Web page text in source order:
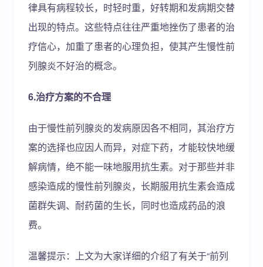
律具有病程较长，时轻时重，好转期和发病期交替
出现的特点。这些特点往往严重地挫伤了患者的治
疗信心，加重了患者的心理负担，使其产生慢性前
列腺炎不好治的概念。
6.治疗方案的不合理
由于慢性前列腺炎的发病原因各不相同，其治疗方
案的选择也应因人而异，对症下药，才能较快地缓
解病情，绝不能一味地服用抗生素。对于那些并非
感染造成的慢性前列腺炎，长期服用抗生素会造成
菌群失调、耐药菌的生长，同时也造成药品的浪
费。
温馨提示：上文为大家详细的介绍了有关于“前列